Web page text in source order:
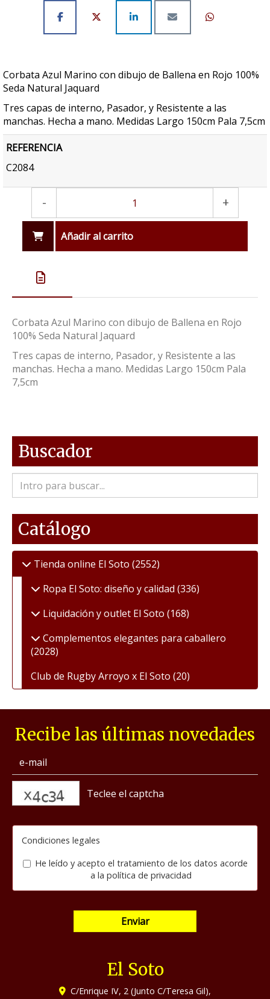
Corbata Azul Marino con dibujo de Ballena en Rojo 100%
Seda Natural Jaquard
Tres capas de interno, Pasador, y Resistente a las
manchas. Hecha a mano. Medidas Largo 150cm Pala 7,5cm
REFERENCIA
C2084
- +
Añadir al carrito
Corbata Azul Marino con dibujo de Ballena en Rojo
100% Seda Natural Jaquard
Tres capas de interno, Pasador, y Resistente a las
manchas. Hecha a mano. Medidas Largo 150cm Pala
7,5cm
Buscador
Catálogo
Tienda online El Soto (2552)
Ropa El Soto: diseño y calidad (336)
Liquidación y outlet El Soto (168)
Complementos elegantes para caballero
(2028)
Club de Rugby Arroyo x El Soto (20)
Recibe las últimas novedades
Condiciones legales
He leído y acepto el tratamiento de los datos acorde
a la política de privacidad
Enviar
El Soto
C/Enrique IV, 2 (Junto C/Teresa Gil),